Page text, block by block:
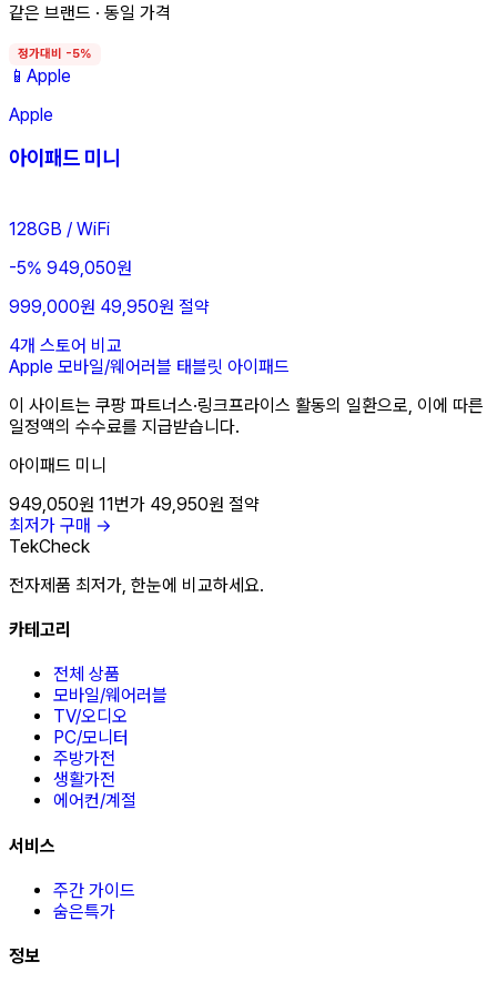
같은 브랜드 · 동일 가격
정가대비 -5%
📱 Apple
Apple
아이패드 미니
128GB / WiFi
-5% 949,050원
999,000원 49,950원 절약
4개 스토어 비교
Apple 모바일/웨어러블 태블릿 아이패드
이 사이트는 쿠팡 파트너스·링크프라이스 활동의 일환으로, 이에 따른
일정액의 수수료를 지급받습니다.
아이패드 미니
949,050원 11번가 49,950원 절약
최저가 구매 →
TekCheck
전자제품 최저가, 한눈에 비교하세요.
카테고리
전체 상품
모바일/웨어러블
TV/오디오
PC/모니터
주방가전
생활가전
에어컨/계절
서비스
주간 가이드
숨은특가
정보